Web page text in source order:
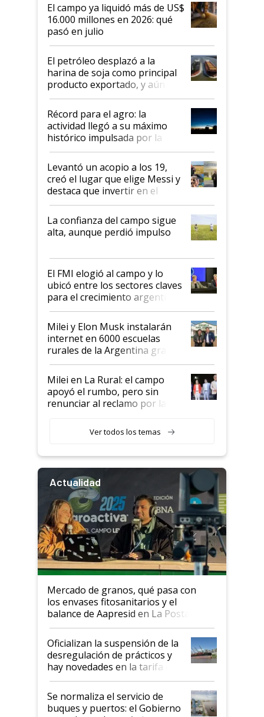
El campo ya liquidó más de US$
16.000 millones en 2026: qué
pasó en julio
El petróleo desplazó a la
harina de soja como principal
producto exportado, y aún así
el agro aportó casi seis de cada
diez dólares y sostuvo el
liderazgo en un semestre
récord
Récord para el agro: la
actividad llegó a su máximo
histórico impulsada por la
cosecha y las exportaciones
Levantó un acopio a los 19,
creó el lugar que elige Messi y
destaca que invertir en el
kirchnerismo era como "darle
plata a un hijo para droga":
Juan Félix Rossetti, el libertario
que de una dura crisis salió
de Milei
La confianza del campo sigue
alta, aunque perdió impulso
El FMI elogió al campo y lo
ubicó entre los sectores claves
para el crecimiento argentino
Milei y Elon Musk instalarán
internet en 6000 escuelas
rurales de la Argentina gracias
a un acuerdo con Starlink
Milei en La Rural: el campo
apoyó el rumbo, pero sin
renunciar al reclamo por las
Ver todos los temas
Actualidad
Mercado de granos, qué pasa con
los envases fitosanitarios y el
balance de Aapresid en La Posta
Oficializan la suspensión de la
desregulación de prácticos y
hay novedades en la tarifa de
la hidrovía
Se normaliza el servicio de
buques y puertos: el Gobierno